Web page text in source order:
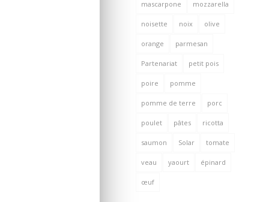
mascarpone mozzarella
noisette noix olive
orange parmesan
Partenariat petit pois
poire pomme
pomme de terre porc
poulet pâtes ricotta
saumon Solar tomate
veau yaourt épinard
œuf